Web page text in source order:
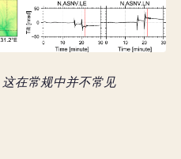
在常规中并不常见